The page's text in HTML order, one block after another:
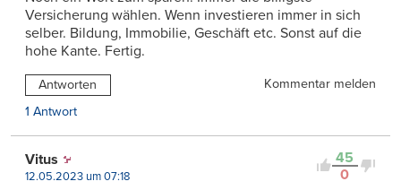
Versicherung wählen. Wenn investieren immer in sich
selber. Bildung, Immobilie, Geschäft etc. Sonst auf die
hohe Kante. Fertig.
Antworten
Kommentar melden
1 Antwort
45
0
Vitus
12.05.2023 um 07:18